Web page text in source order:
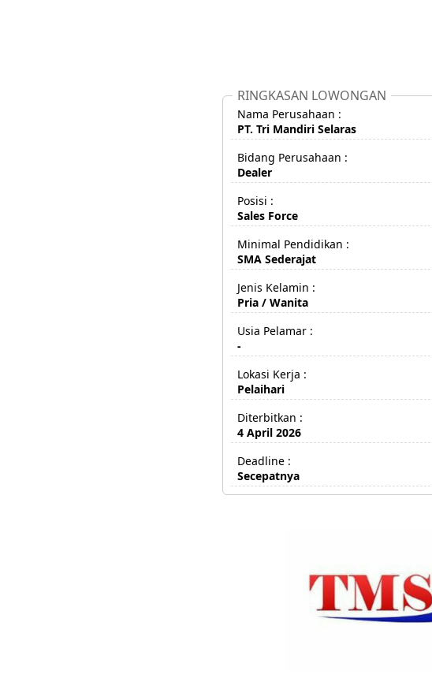
RINGKASAN LOWONGAN
Nama Perusahaan :
PT. Tri Mandiri Selaras
Bidang Perusahaan :
Dealer
Posisi :
Sales Force
Minimal Pendidikan :
SMA Sederajat
Jenis Kelamin :
Pria / Wanita
Usia Pelamar :
-
Lokasi Kerja :
Pelaihari
Diterbitkan :
4 April 2026
Deadline :
Secepatnya